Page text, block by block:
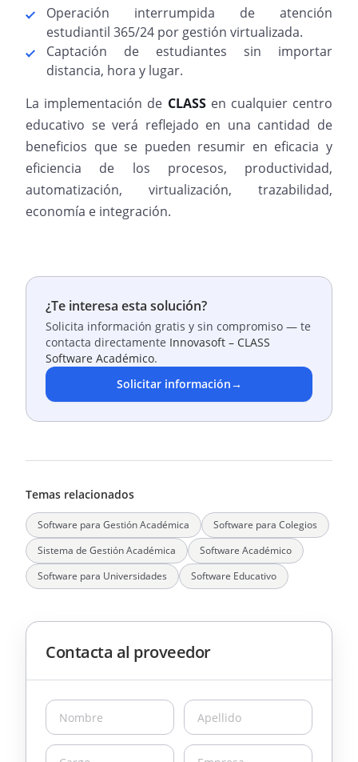
Operación interrumpida de atención
estudiantil 365/24 por gestión virtualizada.
Captación de estudiantes sin importar
distancia, hora y lugar.
La implementación de CLASSen cualquier centro
educativo se verá reflejado en una cantidad de
beneficios que se pueden resumir en eficacia y
eficiencia de los procesos, productividad,
automatización, virtualización, trazabilidad,
economía e integración.
¿Te interesa esta solución?
Solicita información gratis y sin compromiso — te
contacta directamente Innovasoft – CLASS
Software Académico.
Solicitar información→
Temas relacionados
Software para Gestión Académica
Software para Colegios
Sistema de Gestión Académica
Software Académico
Software para Universidades
Software Educativo
Contacta al proveedor